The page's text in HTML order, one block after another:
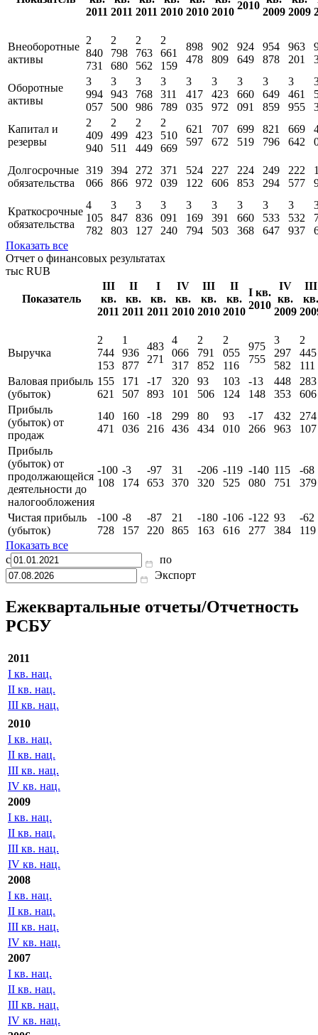
Бухгалтерский баланс
Показатель
III
кв.
2011
кв.
2011
кв.
2011
кв.
2010
кв.
2010
кв.
2010
I кв.
2010
кв.
2009
кв.
2009
Внеоборотные
активы
2
840
731
2
798
680
2
763
562
2
661
159
898
478
902
809
924
649
954
878
963
201
Оборотные
активы
3
994
057
3
943
500
3
768
986
3
311
789
3
417
3
423
3
660
3
649
3
461
Капитал и
резервы
2
409
2
499
2
423
2
510
621
597
707
672
699
519
821
796
669
642
Долгосрочные
обязательства
319
066
394
866
272
972
371
039
524
122
227
606
224
853
249
294
222
577
Краткосрочные
обязательства
4
782
3
847
803
3
127
3
240
794
503
368
647
937
Показать все
Отчет о финансовых результатах
III
кв.
2011
кв.
2011
кв.
2011
кв.
2010
кв.
2010
кв.
2010
I кв.
2010
кв.
2009
кв.
Выручка
2
744
153
1
936
877
483
4
066
317
2
791
852
2
055
116
975
3
297
582
2
445
111
Валовая прибыль
(убыток)
155
171
-17
320
93
103
-13
448
283
Прибыль
(убыток) от
продаж
140
471
160
036
-18
216
299
436
80
434
93
010
-17
266
432
963
274
107
Прибыль
(убыток) от
продолжающейся
деятельности до
налогообложения
-100
108
-3
174
-97
653
31
370
-206
320
-119
525
-140
080
115
751
-68
379
Чистая прибыль
(убыток)
-100 -8
-87
220
865
с
по
Ежеквартальные отчеты/Отчетность
РСБУ
2011
I кв. нац.
II кв. нац.
III кв. нац.
2010
I кв. нац.
II кв. нац.
III кв. нац.
IV кв. нац.
2009
I кв. нац.
II кв. нац.
III кв. нац.
IV кв. нац.
2008
I кв. нац.
II кв. нац.
III кв. нац.
IV кв. нац.
2007
I кв. нац.